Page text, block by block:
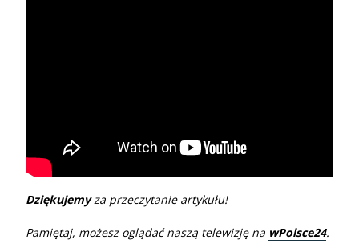
Dziękujemyza przeczytanie artykułu!
Pamiętaj, możesz oglądać naszą telewizję na wPolsce24.